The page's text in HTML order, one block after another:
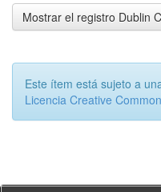
Mostrar el registro Dublin
Este ítem está sujeto a
Licencia Creative